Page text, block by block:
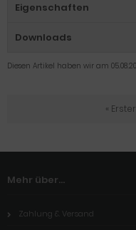
Eigenschaften
Downloads
Diesen Artikel haben wir am
« Erster
Mehr über...
Zahlung & Versand